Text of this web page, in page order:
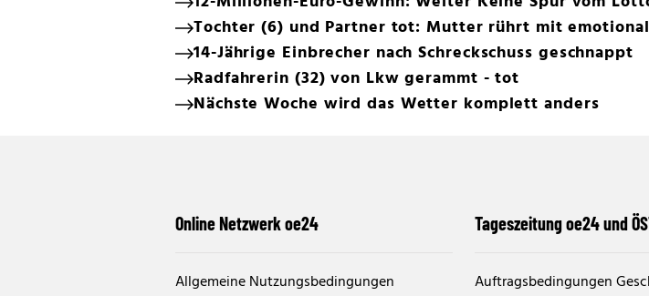
Tochter (6) und Partner tot: Mutter rührt mit
14-Jährige Einbrecher nach Schreckschuss geschnappt
Radfahrerin (32) von Lkw gerammt - tot
Nächste Woche wird das Wetter komplett anders
Online Netzwerk oe24
Allgemeine Nutzungsbedingungen
Tageszeitung oe24 und
Auftragsbedingungen